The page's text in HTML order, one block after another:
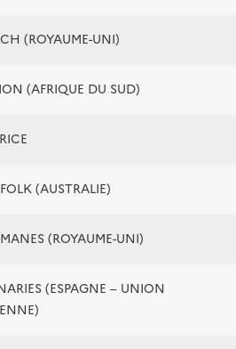
(ROYAUME-UNI)
(AFRIQUE DU SUD)
(AUSTRALIE)
(ROYAUME-UNI)
(ESPAGNE – UNION